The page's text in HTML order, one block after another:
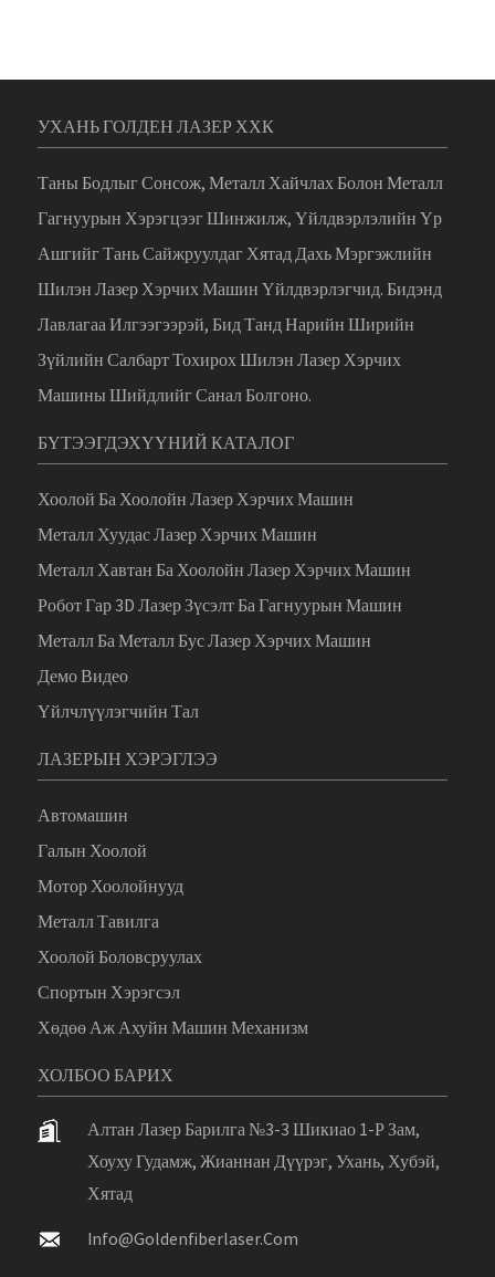
УХАНЬ ГОЛДЕН ЛАЗЕР ХХК
Таны Бодлыг Сонсож, Металл Хайчлах Болон Металл
Гагнуурын Хэрэгцээг Шинжилж, Үйлдвэрлэлийн Үр
Ашгийг Тань Сайжруулдаг Хятад Дахь Мэргэжлийн
Шилэн Лазер Хэрчих Машин Үйлдвэрлэгчид. Бидэнд
Лавлагаа Илгээгээрэй, Бид Танд Нарийн Ширийн
Зүйлийн Салбарт Тохирох Шилэн Лазер Хэрчих
Машины Шийдлийг Санал Болгоно.
БҮТЭЭГДЭХҮҮНИЙ КАТАЛОГ
Хоолой Ба Хоолойн Лазер Хэрчих Машин
Металл Хуудас Лазер Хэрчих Машин
Металл Хавтан Ба Хоолойн Лазер Хэрчих Машин
Робот Гар 3D Лазер Зүсэлт Ба Гагнуурын Машин
Металл Ба Металл Бус Лазер Хэрчих Машин
Демо Видео
Үйлчлүүлэгчийн Тал
ЛАЗЕРЫН ХЭРЭГЛЭЭ
Автомашин
Галын Хоолой
Мотор Хоолойнууд
Металл Тавилга
Хоолой Боловсруулах
Спортын Хэрэгсэл
Хөдөө Аж Ахуйн Машин Механизм
ХОЛБОО БАРИХ
Алтан Лазер Барилга №3-3 Шикиао 1-Р Зам,
Хоуху Гудамж, Жианнан Дүүрэг, Ухань, Хубэй,
Хятад
Info@goldenfiberlaser.com